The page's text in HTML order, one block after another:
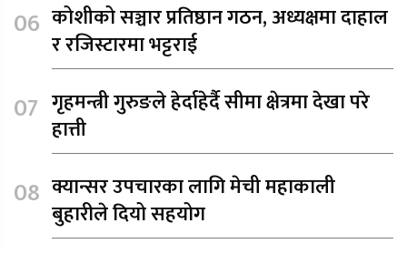
कोशीको सञ्चार प्रतिष्ठान गठन, अध्यक्षमा दाहाल
र रजिस्टारमा भट्टराई
गृहमन्त्री गुरुङले हेर्दाहेर्दै सीमा क्षेत्रमा देखा परे
हात्ती
क्यान्सर उपचारका लागि मेची महाकाली
बुहारीले दियो सहयोग